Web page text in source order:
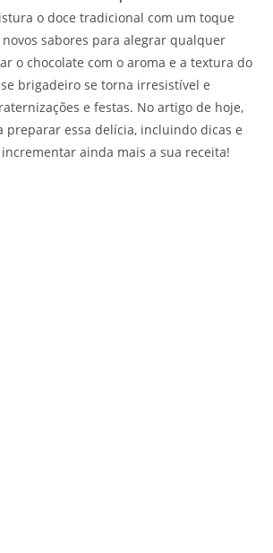
o doce tradicional com um toque
sabores para alegrar qualquer
o chocolate com o aroma e a textura do
brigadeiro se torna irresistível e
e festas. No artigo de hoje,
preparar essa delícia, incluindo dicas e
ainda mais a sua receita!